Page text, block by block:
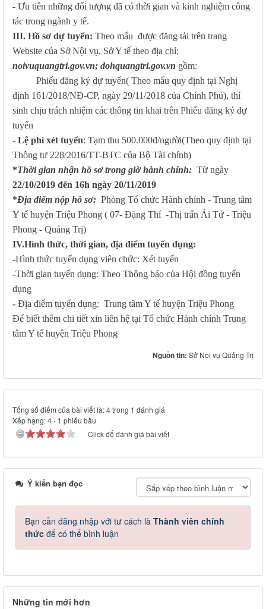
- Ưu tiên những đối tượng đã có thời gian và kinh nghiệm công
tác trong ngành y tế.
III. Hồ sơ dự tuyển: Theo mẩu được đăng tải trên trang
Website của Sở Nội vụ, Sở Y tế theo địa chỉ:
noivuquangtri.gov.vn; dohquangtri.gov.vn gồm:
Phiếu đăng ký dự tuyển( Theo mẩu quy định tại Nghị
định 161/2018/NĐ-CP, ngày 29/11/2018 của Chính Phủ), thí
sinh chịu trách nhiệm các thông tin khai trên Phiếu đăng ký dự
tuyển
- Lệ phí xét tuyển: Tạm thu 500.000đ/người(Theo quy định tại
Thông tư 228/2016/TT-BTC của Bộ Tài chính)
*Thời gian nhận hồ sơ trong giờ hành chính: Từ ngày
22/10/2019 đến 16h ngày 20/11/2019
*Địa điểm nộp hồ sơ: Phòng Tổ chức Hành chính - Trung tâm
Y tế huyện Triệu Phong ( 07- Đặng Thí -Thị trấn Ái Tử - Triệu
Phong - Quảng Trị)
IV.Hình thức, thời gian, địa điểm tuyển dụng:
-Hình thức tuyển dụng viên chức: Xét tuyển
-Thời gian tuyển dụng: Theo Thông báo của Hội đồng tuyển
dụng
- Địa điểm tuyển dụng: Trung tâm Y tế huyện Triệu Phong
Để biết thêm chi tiết xin liên hệ tại Tổ chức Hành chính Trung
tâm Y tế huyện Triệu Phong
Nguồn tin: Sở Nội vụ Quảng Trị
Tổng số điểm của bài viết là: 4 trong 1 đánh giá
Xếp hạng:4- 1 phiếu bầu
Click để đánh giá bài viết
Ý kiến bạn đọc
Bạn cần đăng nhập với tư cách là Thành viên chính
thức để có thể bình luận
Những tin mới hơn